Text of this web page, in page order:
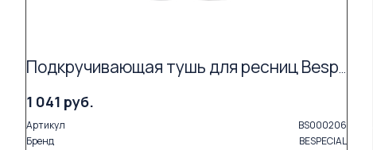
Подкручивающая тушь для ресниц Bespecial «ROCK'N'CURL» (цвет coal black 01)
1 041 руб.
Артикул
BS000206
Бренд
BESPECIAL